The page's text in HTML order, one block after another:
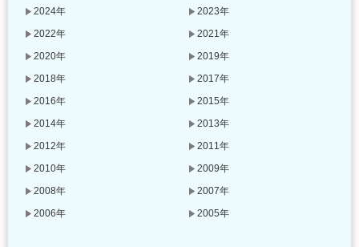
2024年
2023年
2022年
2021年
2020年
2019年
2018年
2017年
2016年
2015年
2014年
2013年
2012年
2011年
2010年
2009年
2008年
2007年
2006年
2005年